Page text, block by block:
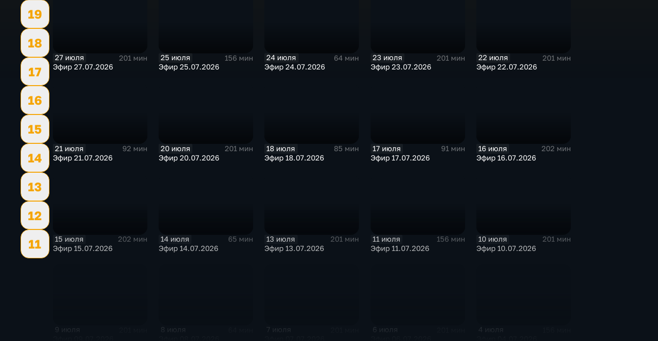
19
18
17
16
15
14
13
12
11
27 июля
201 мин
Эфир 27.07.2026
25 июля
156 мин
Эфир 25.07.2026
24 июля
64 мин
Эфир 24.07.2026
23 июля
201 мин
Эфир 23.07.2026
22 июля
201 мин
Эфир 22.07.2026
21 июля
92 мин
Эфир 21.07.2026
20 июля
201 мин
Эфир 20.07.2026
18 июля
85 мин
Эфир 18.07.2026
17 июля
91 мин
Эфир 17.07.2026
16 июля
202 мин
Эфир 16.07.2026
15 июля
202 мин
Эфир 15.07.2026
14 июля
65 мин
Эфир 14.07.2026
13 июля
201 мин
Эфир 13.07.2026
11 июля
156 мин
Эфир 11.07.2026
10 июля
201 мин
Эфир 10.07.2026
9 июля 8 июля 7 июля 6 июля 4 июля